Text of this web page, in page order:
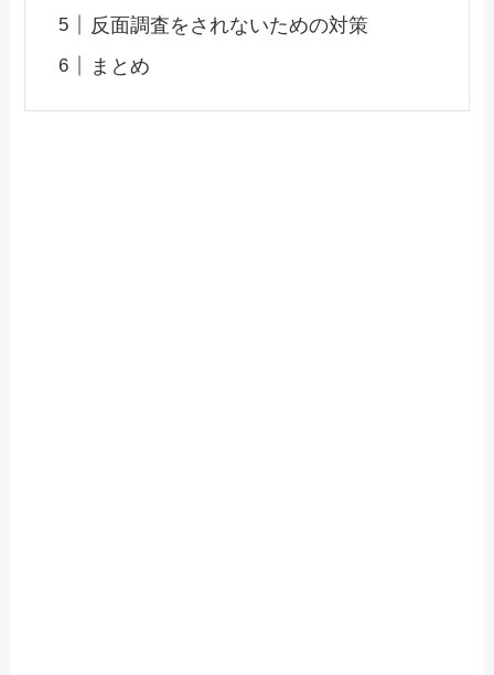
反面調査をされないための対策
まとめ